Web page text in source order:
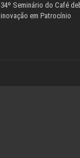
34º Seminário do Café
inovação em Patrocínio